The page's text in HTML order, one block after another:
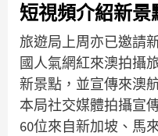
短視頻介紹新景
旅遊局上周亦已邀請
國人氣網紅來澳拍攝
新景點，並宣傳來澳
本局社交媒體拍攝宣
60位來自新加坡、馬